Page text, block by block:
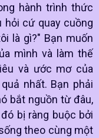
hành trình thức
hỏi cứ quay cuồng
là gì?" Bạn muốn
mình và làm thế
và ước mơ của
nhất. Bạn phải
bắt nguồn từ đâu,
bị ràng buộc bởi
theo cùng một